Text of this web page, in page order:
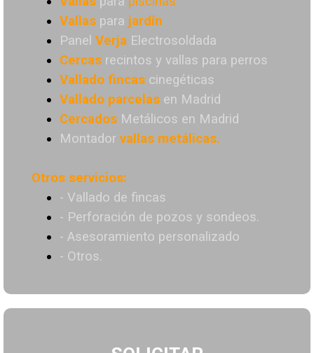
Vallas para jardín
Panel Verja Electrosoldada
Cercas recintos y vallas para perros
Vallado fincas cinegéticas
Vallado parcelas en Madrid
Cercados Metálicos en Madrid
Montador vallas metálicas.
Otros servicios:
- Vallado de fincas
- Perforación de pozos y sondeos.
- Asesoramiento personalizado
- Otros.